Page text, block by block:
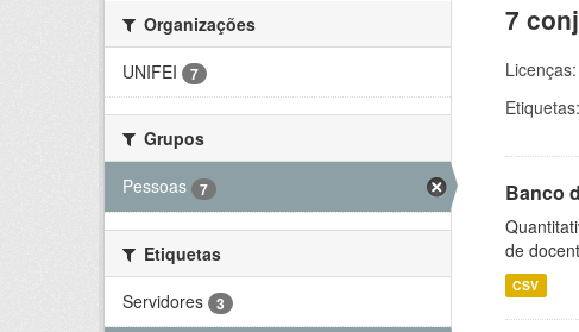
Organizações
UNIFEI
7
Grupos
Pessoas
7
Etiquetas
Servidores
3
7
Licenças:
Etiquetas:
Banco
de
CSV